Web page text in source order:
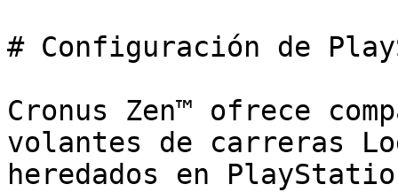
# Configuración de
Cronus Zen™ ofrece
volantes de carreras
heredados en